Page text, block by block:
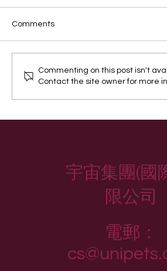
Comments
Commenting on this post isn't
Contact the site owner for more
宇宙集團(國
限公司
電郵：